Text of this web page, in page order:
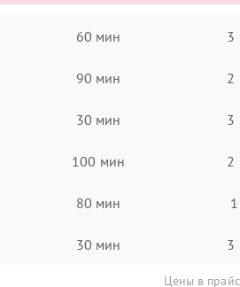
60 мин 3
90 мин 2
30 мин 3
100 мин 2
80 мин
30 мин 3
Цены в